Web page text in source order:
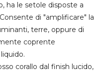
ha le setole disposte a
di "amplificare" la
terre, oppure di
coprente
corallo dal finish lucido,